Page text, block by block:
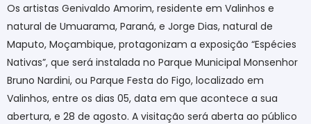
Os artistas Genivaldo Amorim, residente em Valinhos e
natural de Umuarama, Paraná, e Jorge Dias, natural de
Maputo, Moçambique, protagonizam a exposição “Espécies
Nativas”, que será instalada no Parque Municipal Monsenhor
Bruno Nardini, ou Parque Festa do Figo, localizado em
Valinhos, entre os dias 05, data em que acontece a sua
abertura, e 28 de agosto. A visitação será aberta ao público